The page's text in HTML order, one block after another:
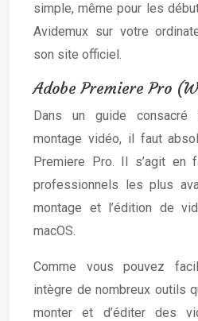
simple, même pour les
Avidemux sur votre
son site officiel.
Adobe Premiere Pro
Dans un guide consacré
montage vidéo, il faut
Premiere Pro. Il s’agit en
professionnels les plus
montage et l’édition de
macOS.
Comme vous pouvez
intègre de nombreux outils
monter et d’éditer des